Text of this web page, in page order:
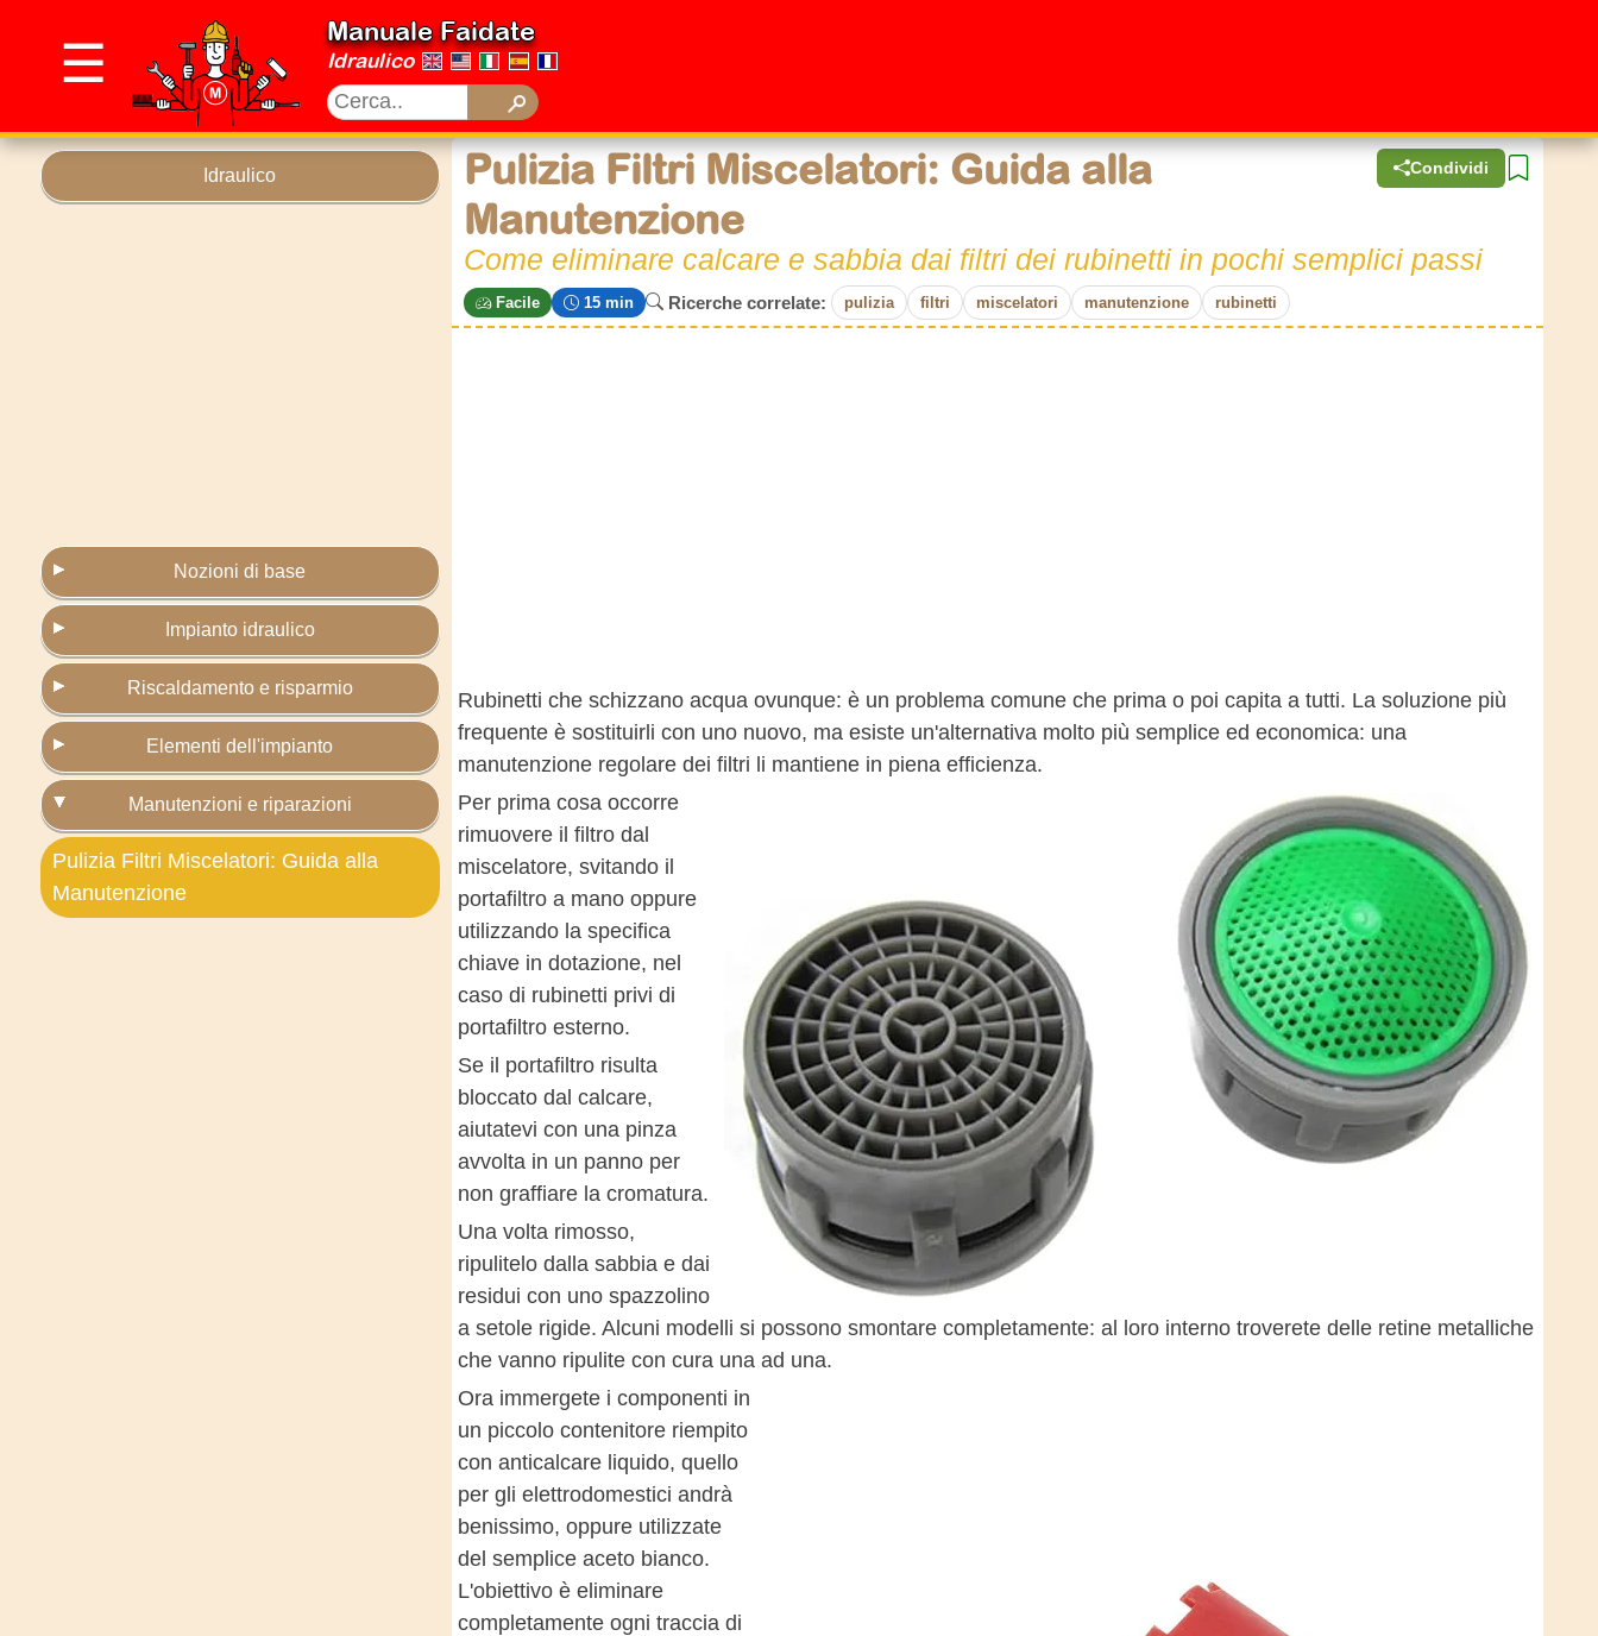
☰
Manuale Faidate
Idraulico
Idraulico
Nozioni di base
Impianto idraulico
Riscaldamento e risparmio
Elementi dell'impianto
Manutenzioni e riparazioni
Pulizia Filtri Miscelatori: Guida alla
Manutenzione
Condividi
Pulizia Filtri Miscelatori: Guida alla
Manutenzione
Come eliminare calcare e sabbia dai filtri dei rubinetti in pochi semplici passi
Facile 15 min Ricerche correlate: pulizia filtri miscelatori manutenzione rubinetti
Rubinetti che schizzano acqua ovunque: è un problema comune che prima o poi capita a tutti. La soluzione più
frequente è sostituirli con uno nuovo, ma esiste un'alternativa molto più semplice ed economica: una
manutenzione regolare dei filtri li mantiene in piena efficienza.
Per prima cosa occorre
rimuovere il filtro dal
miscelatore, svitando il
portafiltro a mano oppure
utilizzando la specifica
chiave in dotazione, nel
caso di rubinetti privi di
portafiltro esterno.
Se il portafiltro risulta
bloccato dal calcare,
aiutatevi con una pinza
avvolta in un panno per
non graffiare la cromatura.
Una volta rimosso,
ripulitelo dalla sabbia e dai
residui con uno spazzolino
a setole rigide. Alcuni modelli si possono smontare completamente: al loro interno troverete delle retine metalliche
che vanno ripulite con cura una ad una.
Ora immergete i componenti in
un piccolo contenitore riempito
con anticalcare liquido, quello
per gli elettrodomestici andrà
benissimo, oppure utilizzate
del semplice aceto bianco.
L'obiettivo è eliminare
completamente ogni traccia di